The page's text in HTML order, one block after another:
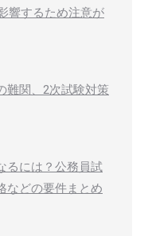
響するため注意が
難関、2次試験対策
るには？公務員試
などの要件まとめ